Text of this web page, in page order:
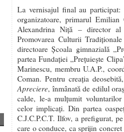
La vernisajul final au participat:
organizatoare, primarul
Alexandrina Niţă – director al
Promovarea Culturii
directoare Şcoala gimnazială
partea Fundaţiei „Preţuieşte
Marinescu, membru U.A.P.,
Coman. Pentru creaţia
Apreciere, înmânată de edilul
calde, le-a mulţumit
celor implicaţi. Din partea
C.J.C.P.C.T. Ilfov, a prefigurat,
care o conduce, ca sprijin